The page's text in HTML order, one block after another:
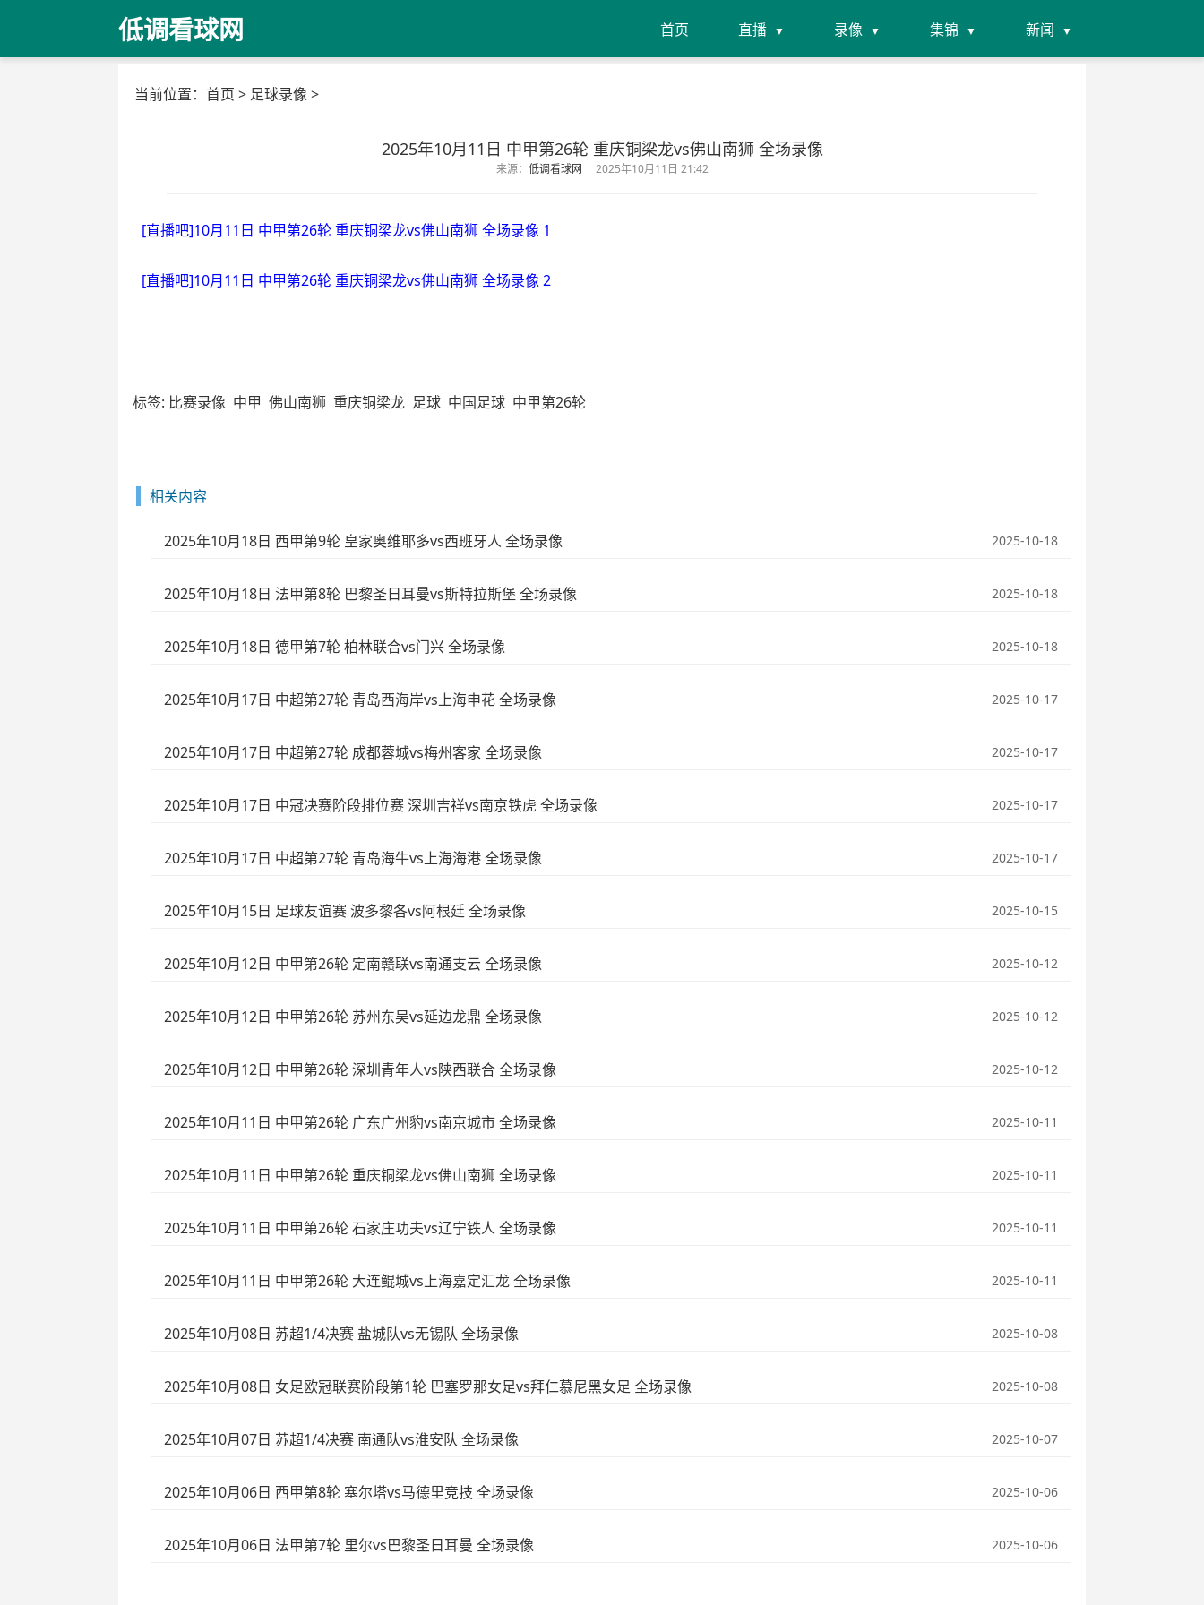
低调看球网 首页 直播 录像 集锦 新闻
当前位置： 首页 > 足球录像 >
2025年10月11日 中甲第26轮 重庆铜梁龙vs佛山南狮 全场录像
来源： 低调看球网 2025年10月11日 21:42
[直播吧]10月11日 中甲第26轮 重庆铜梁龙vs佛山南狮 全场录像 1
[直播吧]10月11日 中甲第26轮 重庆铜梁龙vs佛山南狮 全场录像 2
标签: 比赛录像 中甲 佛山南狮 重庆铜梁龙 足球 中国足球 中甲第26轮
相关内容
2025年10月18日 西甲第9轮 皇家奥维耶多vs西班牙人 全场录像 2025-10-18
2025年10月18日 法甲第8轮 巴黎圣日耳曼vs斯特拉斯堡 全场录像 2025-10-18
2025年10月18日 德甲第7轮 柏林联合vs门兴 全场录像 2025-10-18
2025年10月17日 中超第27轮 青岛西海岸vs上海申花 全场录像 2025-10-17
2025年10月17日 中超第27轮 成都蓉城vs梅州客家 全场录像 2025-10-17
2025年10月17日 中冠决赛阶段排位赛 深圳吉祥vs南京铁虎 全场录像 2025-10-17
2025年10月17日 中超第27轮 青岛海牛vs上海海港 全场录像 2025-10-17
2025年10月15日 足球友谊赛 波多黎各vs阿根廷 全场录像 2025-10-15
2025年10月12日 中甲第26轮 定南赣联vs南通支云 全场录像 2025-10-12
2025年10月12日 中甲第26轮 苏州东吴vs延边龙鼎 全场录像 2025-10-12
2025年10月12日 中甲第26轮 深圳青年人vs陕西联合 全场录像 2025-10-12
2025年10月11日 中甲第26轮 广东广州豹vs南京城市 全场录像 2025-10-11
2025年10月11日 中甲第26轮 重庆铜梁龙vs佛山南狮 全场录像 2025-10-11
2025年10月11日 中甲第26轮 石家庄功夫vs辽宁铁人 全场录像 2025-10-11
2025年10月11日 中甲第26轮 大连鲲城vs上海嘉定汇龙 全场录像 2025-10-11
2025年10月08日 苏超1/4决赛 盐城队vs无锡队 全场录像 2025-10-08
2025年10月08日 女足欧冠联赛阶段第1轮 巴塞罗那女足vs拜仁慕尼黑女足 全场录像 2025-10-08
2025年10月07日 苏超1/4决赛 南通队vs淮安队 全场录像 2025-10-07
2025年10月06日 西甲第8轮 塞尔塔vs马德里竞技 全场录像 2025-10-06
2025年10月06日 法甲第7轮 里尔vs巴黎圣日耳曼 全场录像 2025-10-06